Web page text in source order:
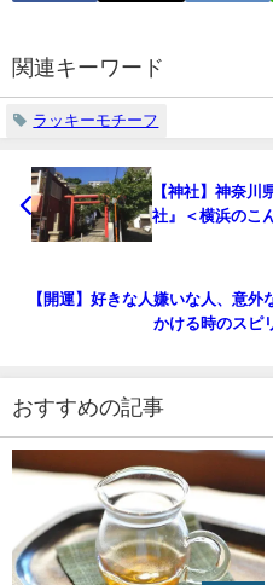
関連キーワード
ラッキーモチーフ
【神社】神奈川
社』＜横浜のこ
【開運】好きな人嫌いな人、意外
かける時のスピ
おすすめの記事